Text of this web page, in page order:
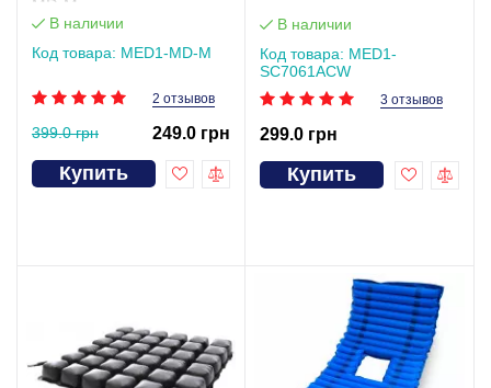
MD-М
В наличии
Код товара: MED1-MD-М
2 отзывов
399.0 грн 249.0 грн
Купить
В наличии
Код товара: MED1-
SC7061ACW
3 отзывов
299.0 грн
Купить